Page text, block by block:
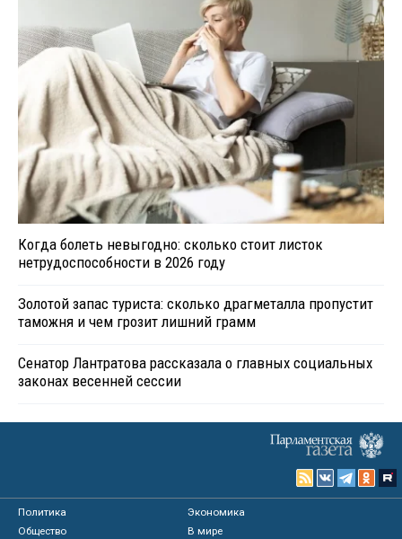
Когда болеть невыгодно: сколько стоит листок
нетрудоспособности в 2026 году
Золотой запас туриста: сколько драгметалла пропустит
таможня и чем грозит лишний грамм
Сенатор Лантратова рассказала о главных социальных
законах весенней сессии
Политика
Экономика
Общество
В мире